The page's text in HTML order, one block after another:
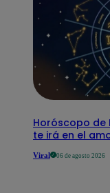
Horóscopo de
te irá en el
Viral 06 de agosto 2026